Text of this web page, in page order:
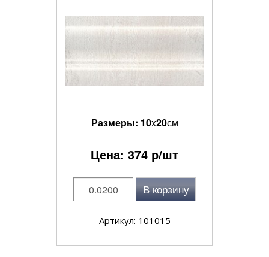
Размеры: 10x20см
Цена: 374 р/шт
В корзину
Артикул: 101015